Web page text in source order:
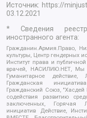
Источник: https://
03.12.2021
* Сведения
иностранного агента:
Гражданин.Армия.Право,
культуры, Центр гендерных
Институт права и
врачей, НАСИЛИЮ.НЕТ, Мы
Гуманитарное действие,
Гражданская
Гражданский Союз,
содействия развитию
заключенных, Горячая
инициатив Действие,